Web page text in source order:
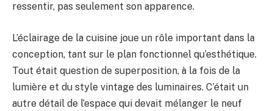
ressentir, pas seulement son apparence.
L’éclairage de la cuisine joue un rôle important dans la
conception, tant sur le plan fonctionnel qu’esthétique.
Tout était question de superposition, à la fois de la
lumière et du style vintage des luminaires. C’était un
autre détail de l’espace qui devait mélanger le neuf